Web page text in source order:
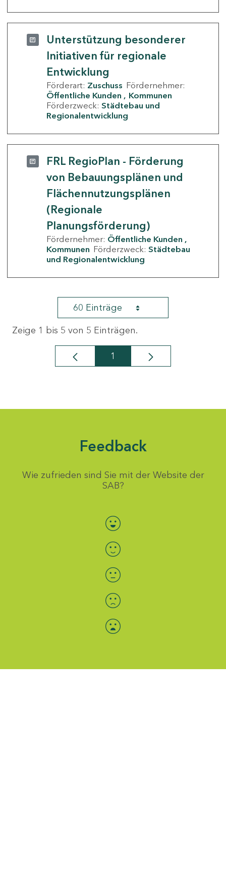
Unterstützung besonderer
Initiativen für regionale
Entwicklung
Förderart: Zuschuss Fördernehmer:
Öffentliche Kunden
Kommunen
Förderzweck: Städtebau und
Regionalentwicklung
FRL RegioPlan - Förderung
von Bebauungsplänen und
Flächennutzungsplänen
(Regionale
Planungsförderung)
Fördernehmer: Öffentliche Kunden
Kommunen Förderzweck: Städtebau
und Regionalentwicklung
60 Einträge
Zeige 1 bis 5 von 5 Einträgen.
Seite
1
Feedback
Wie zufrieden sind Sie mit der Website der
SAB?
Bewertung auswählen